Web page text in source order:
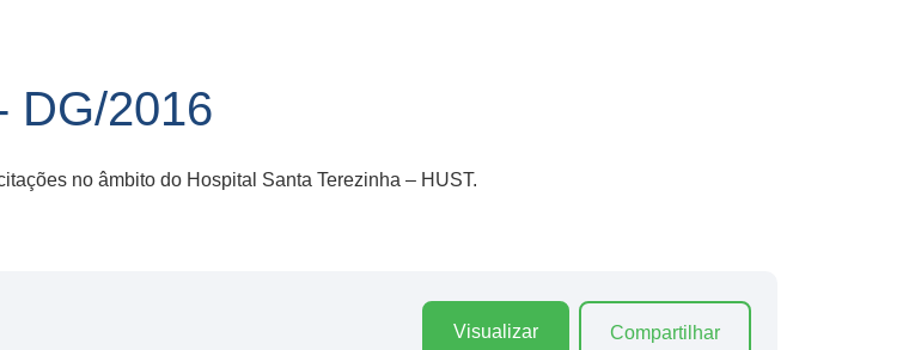
DG/2016
no âmbito do Hospital Santa Terezinha – HUST.
Visualizar Compartilhar